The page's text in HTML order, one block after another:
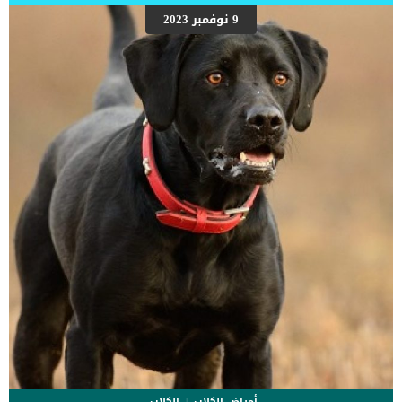
على شكل مجموعة من المراحل التى يتدرجها الكلب الى ان يصل الى
النهاية. اهم علامات وفاة الكلاب بسبب قصور القلب الاحتقانى كما ذكرنا
ستكون هذه العلامات عبارة عن مراحل متدرجة الى المرحلة الاخيرة وهى
الوفاة. _المرحلة الاولى, تظهر ان الكلب معرض لخطر الإصابة بسرطان
القلب ، ولكن ليس لديه أعراض ولا تغييرات في القلب. _المرحلة
الثانية,يعاني الكلب […]
9 نوفمبر 2023